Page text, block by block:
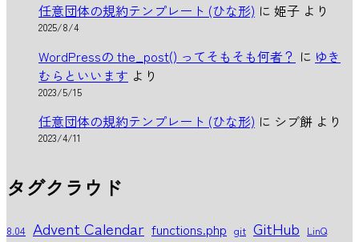
任意団体の規約テンプレート (ひな形) に 姫子 より
2025/8/4
WordPressの the_post() ってそもそも何者？ に ゆき
むらといいます より
2023/5/15
任意団体の規約テンプレート (ひな形) に シブ餅 より
2023/4/11
タグクラウド
8.04 Advent Calendar functions.php git GitHub LinQ